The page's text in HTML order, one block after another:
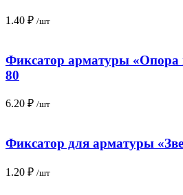
1.40 ₽ /шт
Фиксатор арматуры «Опора
80
6.20 ₽ /шт
Фиксатор для арматуры
1.20 ₽ /шт